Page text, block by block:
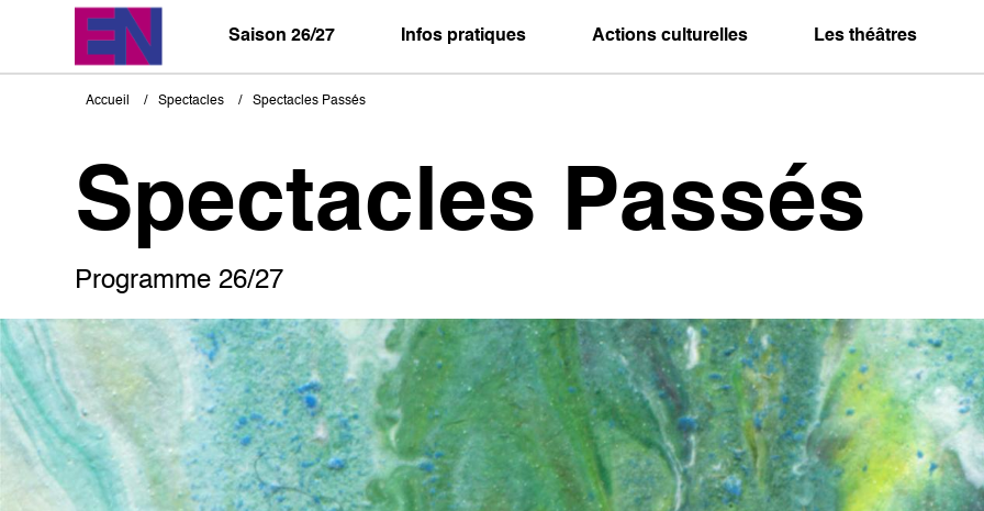
Saison 26/27 Infos pratiques Actions culturelles Les théâtres
Fil
Accueil Spectacles Spectacles Passés
Spectacles Passés
Programme 26/27